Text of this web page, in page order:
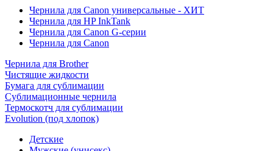
Чернила для Canon универсальные - ХИТ
Чернила для HP InkTank
Чернила для Canon G-серии
Чернила для Canon
Чернила для Brother
Чистящие жидкости
Бумага для сублимации
Сублимационные чернила
Термоскотч для сублимации
Evolution (под хлопок)
Детские